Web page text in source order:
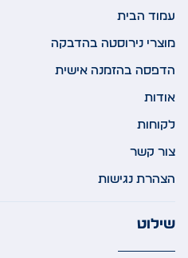
עמוד הבית
מוצרי נירוסטה בהדבקה
הדפסה בהזמנה אישית
אודות
לקוחות
צור קשר
הצהרת נגישות
שילוט